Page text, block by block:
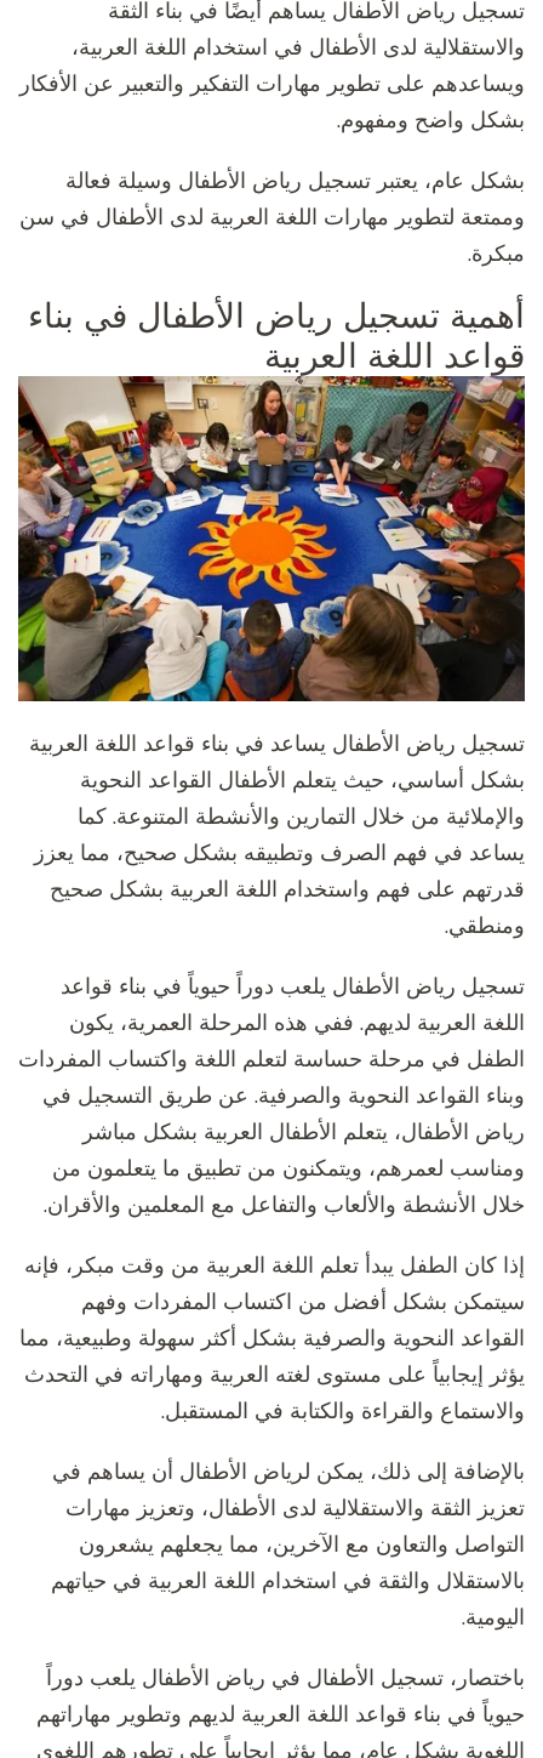
تسجيل رياض الأطفال يساهم أيضًا في بناء الثقة
والاستقلالية لدى الأطفال في استخدام اللغة العربية،
ويساعدهم على تطوير مهارات التفكير والتعبير عن الأفكار
بشكل واضح ومفهوم.
بشكل عام، يعتبر تسجيل رياض الأطفال وسيلة فعالة
وممتعة لتطوير مهارات اللغة العربية لدى الأطفال في سن
مبكرة.
أهمية تسجيل رياض الأطفال في بناء
قواعد اللغة العربية
تسجيل رياض الأطفال يساعد في بناء قواعد اللغة العربية
بشكل أساسي، حيث يتعلم الأطفال القواعد النحوية
والإملائية من خلال التمارين والأنشطة المتنوعة. كما
يساعد في فهم الصرف وتطبيقه بشكل صحيح، مما يعزز
قدرتهم على فهم واستخدام اللغة العربية بشكل صحيح
ومنطقي.
تسجيل رياض الأطفال يلعب دوراً حيوياً في بناء قواعد
اللغة العربية لديهم. ففي هذه المرحلة العمرية، يكون
الطفل في مرحلة حساسة لتعلم اللغة واكتساب المفردات
وبناء القواعد النحوية والصرفية. عن طريق التسجيل في
رياض الأطفال، يتعلم الأطفال العربية بشكل مباشر
ومناسب لعمرهم، ويتمكنون من تطبيق ما يتعلمون من
خلال الأنشطة والألعاب والتفاعل مع المعلمين والأقران.
إذا كان الطفل يبدأ تعلم اللغة العربية من وقت مبكر، فإنه
سيتمكن بشكل أفضل من اكتساب المفردات وفهم
القواعد النحوية والصرفية بشكل أكثر سهولة وطبيعية، مما
يؤثر إيجابياً على مستوى لغته العربية ومهاراته في التحدث
والاستماع والقراءة والكتابة في المستقبل.
بالإضافة إلى ذلك، يمكن لرياض الأطفال أن يساهم في
تعزيز الثقة والاستقلالية لدى الأطفال، وتعزيز مهارات
التواصل والتعاون مع الآخرين، مما يجعلهم يشعرون
بالاستقلال والثقة في استخدام اللغة العربية في حياتهم
اليومية.
باختصار، تسجيل الأطفال في رياض الأطفال يلعب دوراً
حيوياً في بناء قواعد اللغة العربية لديهم وتطوير مهاراتهم
اللغوية بشكل عام، مما يؤثر إيجابياً على تطورهم اللغوي